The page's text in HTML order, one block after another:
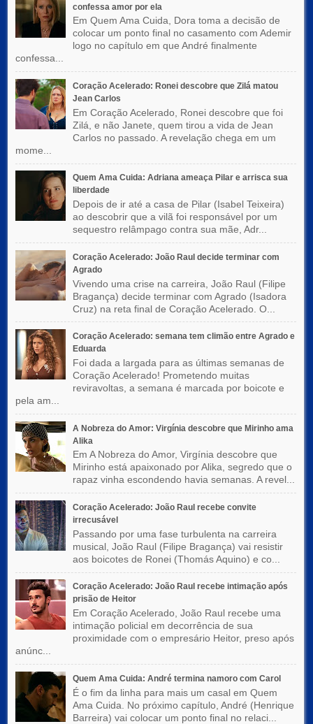
confessa amor por ela
Em Quem Ama Cuida, Dora toma a decisão de
colocar um ponto final no casamento com Ademir
logo no capítulo em que André finalmente
confessa...
Coração Acelerado: Ronei descobre que Zilá matou
Jean Carlos
Em Coração Acelerado, Ronei descobre que foi
Zilá, e não Janete, quem tirou a vida de Jean
Carlos no passado. A revelação chega em um
mome...
Quem Ama Cuida: Adriana ameaça Pilar e arrisca sua
liberdade
Depois de ir até a casa de Pilar (Isabel Teixeira)
ao descobrir que a vilã foi responsável por um
sequestro relâmpago contra sua mãe, Adr...
Coração Acelerado: João Raul decide terminar com
Agrado
Vivendo uma crise na carreira, João Raul (Filipe
Bragança) decide terminar com Agrado (Isadora
Cruz) na reta final de Coração Acelerado. O...
Coração Acelerado: semana tem climão entre Agrado e
Eduarda
Foi dada a largada para as últimas semanas de
Coração Acelerado! Prometendo muitas
reviravoltas, a semana é marcada por boicote e
pela am...
A Nobreza do Amor: Virgínia descobre que Mirinho ama
Alika
Em A Nobreza do Amor, Virgínia descobre que
Mirinho está apaixonado por Alika, segredo que o
rapaz vinha escondendo havia semanas. A revel...
Coração Acelerado: João Raul recebe convite
irrecusável
Passando por uma fase turbulenta na carreira
musical, João Raul (Filipe Bragança) vai resistir
aos boicotes de Ronei (Thomás Aquino) e co...
Coração Acelerado: João Raul recebe intimação após
prisão de Heitor
Em Coração Acelerado, João Raul recebe uma
intimação policial em decorrência de sua
proximidade com o empresário Heitor, preso após
anúnc...
Quem Ama Cuida: André termina namoro com Carol
É o fim da linha para mais um casal em Quem
Ama Cuida. No próximo capítulo, André (Henrique
Barreira) vai colocar um ponto final no relaci...